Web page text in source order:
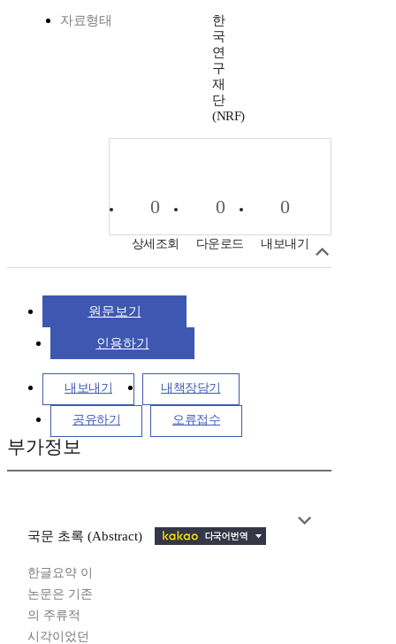
자료형태
한
국
연
구
재
단
(NRF)
0
상세조회
0
다운로드
0
내보내기
원문보기
인용하기
내보내기 내책장담기
공유하기 오류접수
부가정보
국문 초록 (Abstract)
한글요약 이
논문은 기존
의 주류적
시각이었던